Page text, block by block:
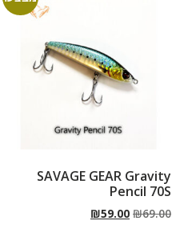
SAVAGE GEAR Gravity
Pencil 70S
₪69.00
₪59.00